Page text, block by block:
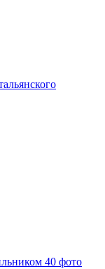
40 фото